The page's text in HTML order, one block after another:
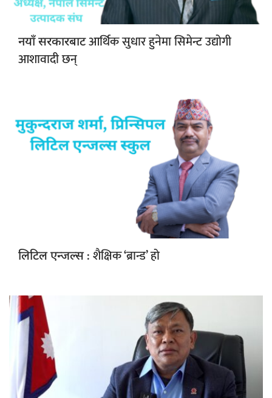
नयाँ सरकारबाटआर्थिक सुधार हुनेमा सिमेन्ट उद्योगी
आशावादी छन्
लिटिल एन्जल्स: शैक्षिक ‘ब्रान्ड’ हो